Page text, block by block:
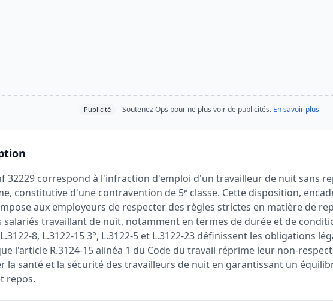
Publicité Soutenez Ops pour ne plus voir de publicités. En savoir plus
32229 correspond à l'infraction d'emploi d'un travailleur de nuit sans
constitutive d'une contravention de 5ᵉ classe. Cette disposition,
aux employeurs de respecter des règles strictes en matière de
salariés travaillant de nuit, notamment en termes de durée et de
8, L.3122-15 3°, L.3122-5 et L.3122-23 définissent les obligations
l'article R.3124-15 alinéa 1 du Code du travail réprime leur non-
la santé et la sécurité des travailleurs de nuit en garantissant un
repos.